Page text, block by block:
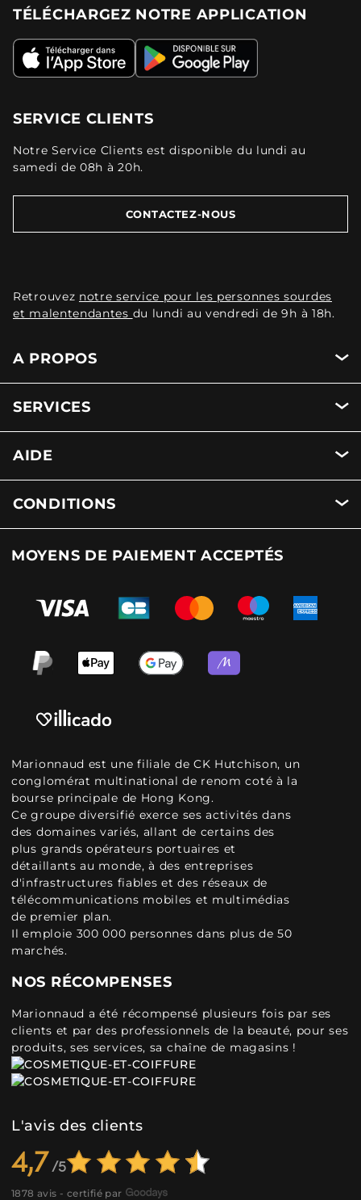
TÉLÉCHARGEZ NOTRE APPLICATION
SERVICE CLIENTS
Notre Service Clients est disponible du lundi au
samedi de 08h à 20h.
CONTACTEZ-NOUS
Retrouvez notre service pour les personnes sourdes
et malentendantes du lundi au vendredi de 9h à 18h.
A PROPOS
SERVICES
AIDE
CONDITIONS
MOYENS DE PAIEMENT ACCEPTÉS
Marionnaud est une filiale de CK Hutchison, un
conglomérat multinational de renom coté à la
bourse principale de Hong Kong.
Ce groupe diversifié exerce ses activités dans
des domaines variés, allant de certains des
plus grands opérateurs portuaires et
détaillants au monde, à des entreprises
d'infrastructures fiables et des réseaux de
télécommunications mobiles et multimédias
de premier plan.
Il emploie 300 000 personnes dans plus de 50
marchés.
NOS RÉCOMPENSES
Marionnaud a été récompensé plusieurs fois par ses
clients et par des professionnels de la beauté, pour ses
produits, ses services, sa chaîne de magasins !
L'avis des clients
4,7
1878 avis - certifié par